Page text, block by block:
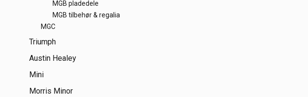
MGB pladedele
MGB tilbehør & regalia
MGC
Triumph
Austin Healey
Mini
Morris Minor